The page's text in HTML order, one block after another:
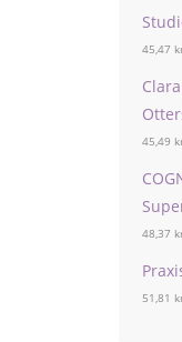
45,47
45,49
48,37
51,81